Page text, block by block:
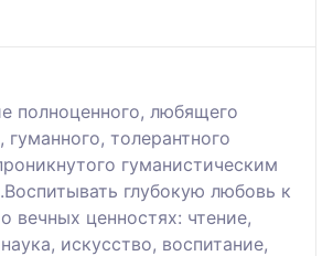
полноценного, любящего
гуманного, толерантного
гуманистическим
глубокую любовь к
вечных ценностях: чтение,
искусство, воспитание,